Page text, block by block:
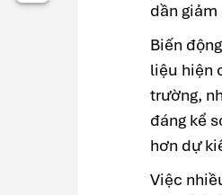
dần
Biến
liệu hiện
trường,
đáng kể
hơn dự
Việc